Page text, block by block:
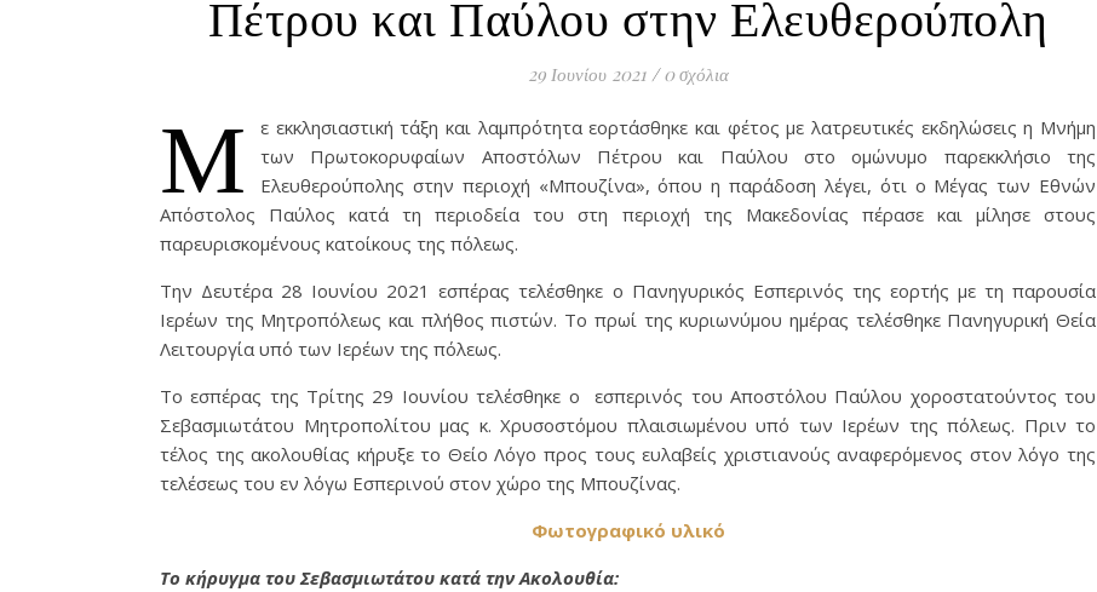
Πέτρου και Παύλου στην Ελευθερούπολη
29 Ιουνίου 2021 / 0 σχόλια
Μ
ε εκκλησιαστική τάξη και λαμπρότητα εορτάσθηκε και φέτος με λατρευτικές εκδηλώσεις η Μνήμη
των Πρωτοκορυφαίων Αποστόλων Πέτρου και Παύλου στο ομώνυμο παρεκκλήσιο της
Ελευθερούπολης στην περιοχή «Μπουζίνα», όπου η παράδοση λέγει, ότι ο Μέγας των Εθνών
Απόστολος Παύλος κατά τη περιοδεία του στη περιοχή της Μακεδονίας πέρασε και μίλησε στους
παρευρισκομένους κατοίκους της πόλεως.
Την Δευτέρα 28 Ιουνίου 2021 εσπέρας τελέσθηκε ο Πανηγυρικός Εσπερινός της εορτής με τη παρουσία
Ιερέων της Μητροπόλεως και πλήθος πιστών. Το πρωί της κυριωνύμου ημέρας τελέσθηκε Πανηγυρική Θεία
Λειτουργία υπό των Ιερέων της πόλεως.
Το εσπέρας της Τρίτης 29 Ιουνίου τελέσθηκε ο εσπερινός του Αποστόλου Παύλου χοροστατούντος του
Σεβασμιωτάτου Μητροπολίτου μας κ. Χρυσοστόμου πλαισιωμένου υπό των Ιερέων της πόλεως. Πριν το
τέλος της ακολουθίας κήρυξε το Θείο Λόγο προς τους ευλαβείς χριστιανούς αναφερόμενος στον λόγο της
τελέσεως του εν λόγω Εσπερινού στον χώρο της Μπουζίνας.
Φωτογραφικό υλικό
Το κήρυγμα του Σεβασμιωτάτου κατά την Ακολουθία: